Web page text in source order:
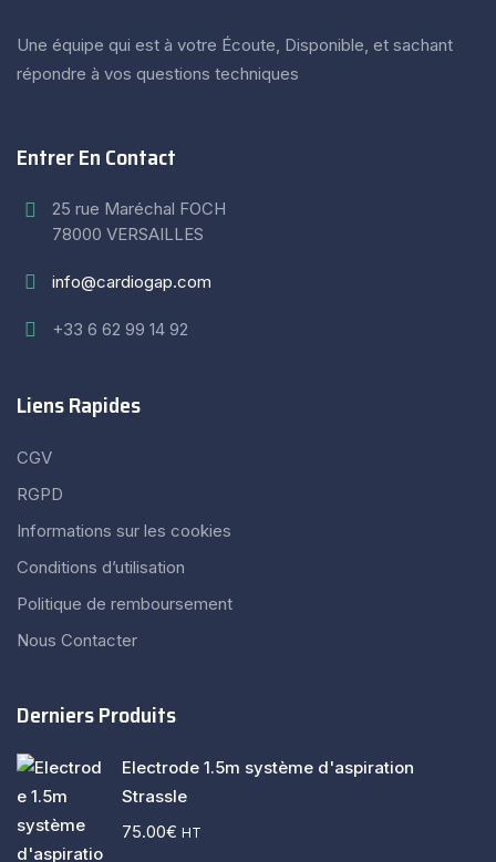
Une équipe qui est à votre Écoute, Disponible, et sachant
répondre à vos questions techniques
Entrer En Contact
25 rue Maréchal FOCH
78000 VERSAILLES
info@cardiogap.com
+33 6 62 99 14 92
Liens Rapides
CGV
RGPD
Informations sur les cookies
Conditions d’utilisation
Politique de remboursement
Nous Contacter
Derniers Produits
Electrode 1.5m système d'aspiration
Strassle
75.00€ HT